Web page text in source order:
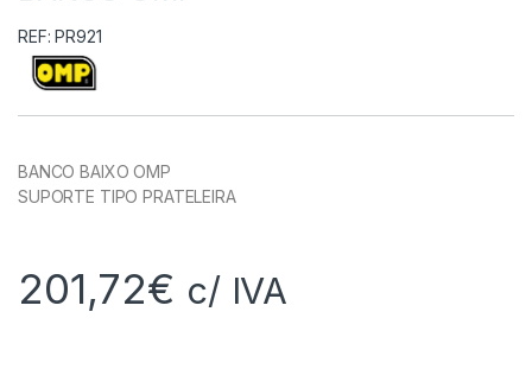
REF: PR921
BANCO BAIXO OMP
SUPORTE TIPO PRATELEIRA
201,72€ c/ IVA